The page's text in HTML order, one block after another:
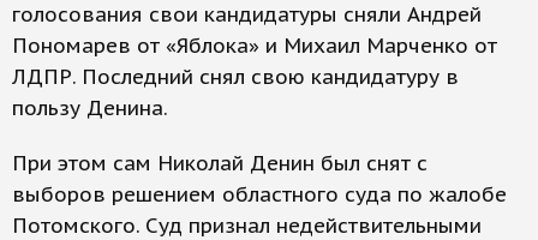
голосования свои кандидатуры сняли Андрей
Пономарев от «Яблока» и Михаил Марченко от
ЛДПР. Последний снял свою кандидатуру в
пользу Денина.
При этом сам Николай Денин был снят с
выборов решением областного суда по жалобе
Потомского. Суд признал недействительными